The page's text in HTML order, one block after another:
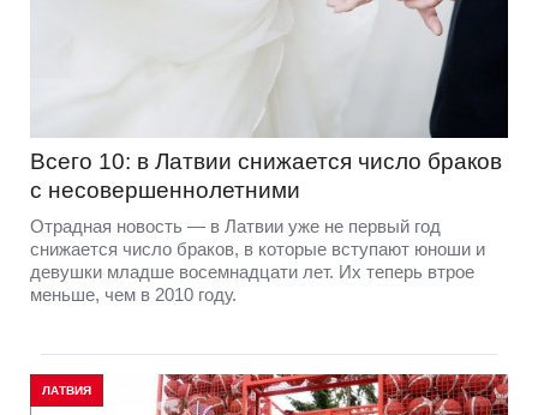
Всего 10: в Латвии снижается число браков
с несовершеннолетними
Отрадная новость — в Латвии уже не первый год
снижается число браков, в которые вступают юноши и
девушки младше восемнадцати лет. Их теперь втрое
меньше, чем в 2010 году.
ЛАТВИЯ